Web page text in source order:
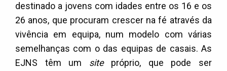
destinado a jovens com idades entre os 16 e os
26 anos, que procuram crescer na fé através da
vivência em equipa, num modelo com várias
semelhanças com o das equipas de casais. As
EJNS têm um sitepróprio, que pode ser